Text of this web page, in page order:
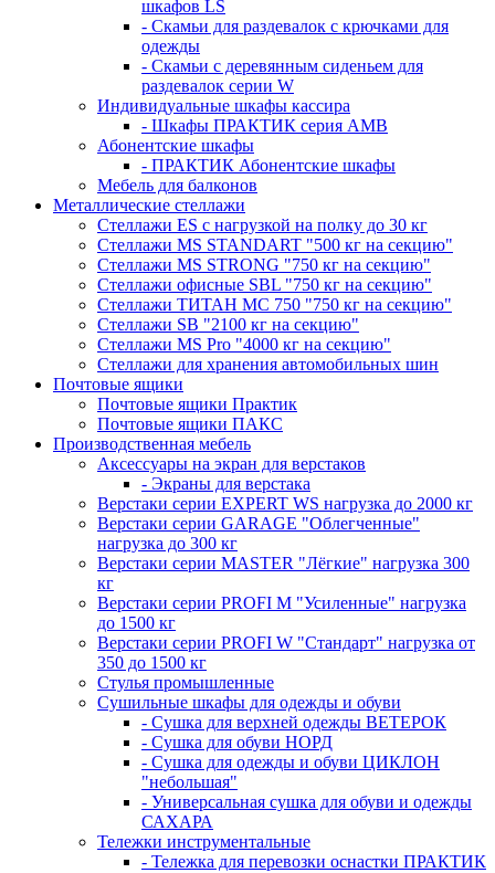
шкафов LS
- Скамьи для раздевалок с крючками для
одежды
- Скамьи с деревянным сиденьем для
раздевалок серии W
Индивидуальные шкафы кассира
- Шкафы ПРАКТИК серия AMB
Абонентские шкафы
- ПРАКТИК Абонентские шкафы
Мебель для балконов
Металлические стеллажи
Стеллажи ES с нагрузкой на полку до 30 кг
Стеллажи MS STANDART "500 кг на секцию"
Стеллажи MS STRONG "750 кг на секцию"
Стеллажи офисные SBL "750 кг на секцию"
Стеллажи ТИТАН МС 750 "750 кг на секцию"
Стеллажи SB "2100 кг на секцию"
Стеллажи MS Pro "4000 кг на секцию"
Стеллажи для хранения автомобильных шин
Почтовые ящики
Почтовые ящики Практик
Почтовые ящики ПАКС
Производственная мебель
Аксессуары на экран для верстаков
- Экраны для верстака
Верстаки серии EXPERT WS нагрузка до 2000 кг
Верстаки серии GARAGE "Облегченные"
нагрузка до 300 кг
Верстаки серии MASTER "Лёгкие" нагрузка 300
кг
Верстаки серии PROFI M "Усиленные" нагрузка
до 1500 кг
Верстаки серии PROFI W "Стандарт" нагрузка от
350 до 1500 кг
Стулья промышленные
Сушильные шкафы для одежды и обуви
- Сушка для верхней одежды ВЕТЕРОК
- Сушка для обуви НОРД
- Сушка для одежды и обуви ЦИКЛОН
"небольшая"
- Универсальная сушка для обуви и одежды
САХАРА
Тележки инструментальные
- Тележка для перевозки оснастки ПРАКТИК